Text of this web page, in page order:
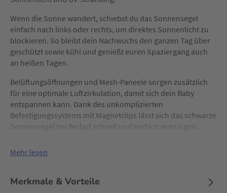
Wenn die Sonne wandert, schiebst du das Sonnensegel
einfach nach links oder rechts, um direktes Sonnenlicht zu
blockieren. So bleibt dein Nachwuchs den ganzen Tag über
geschützt sowie kühl und genießt euren Spaziergang auch
an heißen Tagen.
Belüftungsöffnungen und Mesh-Paneele sorgen zusätzlich
für eine optimale Luftzirkulation, damit sich dein Baby
entspannen kann. Dank des unkomplizierten
Befestigungssystems mit Magnetclips lässt sich das schwarze
Sonnensegel bei Bedarf schnell und einfach anbringen.
Aufbewahrungstasche verstauen, so dass du es jederzeit zur
entworfen, um die luxuriösen Designs der CYBEX Platinum
Mehr lesen
Merkmale & Vorteile